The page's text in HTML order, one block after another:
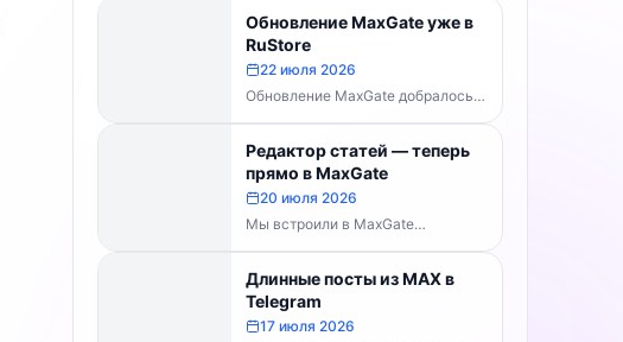
технической проблемой. Telegram
выпустил конструктор статей,
MaxGate научился...
Обновление MaxGate уже в
RuStore
22 июля 2026
Обновление MaxGate добралось
до RuStore — теперь актуальная
версия доступна всем, без
скачивания APK напрямую:...
Редактор статей — теперь
прямо в MaxGate
20 июля 2026
Мы встроили в MaxGate
собственный редактор статей.
Теперь большой материал с
таблицами, изображениями и
полным...
Длинные посты из MAX в
Telegram
17 июля 2026